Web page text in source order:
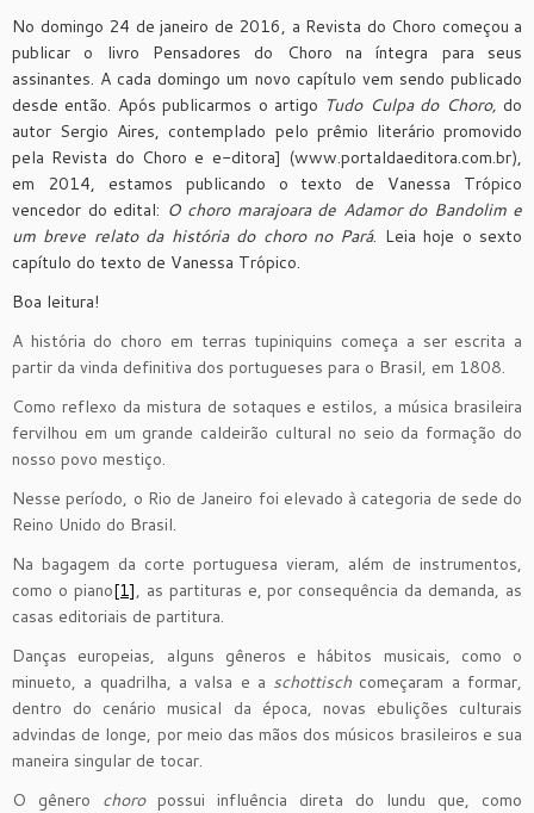
No domingo 24 de janeiro de 2016, a Revista do Choro começou a
publicar o livro Pensadores do Choro na íntegra para seus
assinantes. A cada domingo um novo capítulo vem sendo publicado
desde então. Após publicarmos o artigo Tudo Culpa do Choro, do
autor Sergio Aires, contemplado pelo prêmio literário promovido
pela Revista do Choro e e-ditora] (www.portaldaeditora.com.br),
em 2014, estamos publicando o texto de Vanessa Trópico
vencedor do edital: O choro marajoara de Adamor do Bandolim e
um breve relato da história do choro no Pará. Leia hoje o sexto
capítulo do texto de Vanessa Trópico.
Boa leitura!
A história do choro em terras tupiniquins começa a ser escrita a
partir da vinda definitiva dos portugueses para o Brasil, em 1808.
Como reflexo da mistura de sotaques e estilos, a música brasileira
fervilhou em um grande caldeirão cultural no seio da formação do
nosso povo mestiço.
Nesse período, o Rio de Janeiro foi elevado à categoria de sede do
Reino Unido do Brasil.
Na bagagem da corte portuguesa vieram, além de instrumentos,
como o piano[1], as partituras e, por consequência da demanda, as
casas editoriais de partitura.
Danças europeias, alguns gêneros e hábitos musicais, como o
minueto, a quadrilha, a valsa e a schottisch começaram a formar,
dentro do cenário musical da época, novas ebulições culturais
advindas de longe, por meio das mãos dos músicos brasileiros e sua
maneira singular de tocar.
O gênero choropossui influência direta do lundu que, como